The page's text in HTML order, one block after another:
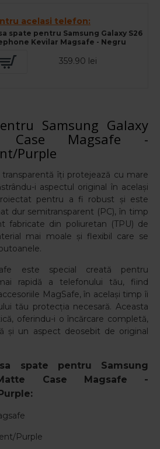
acelasi telefon:
spate pentru Samsung Galaxy S26
Kevilar Magsafe - Negru
359.90 lei
Samsung Galaxy
Case Magsafe -
Purple
transparentă îți protejează cu mare
i aspectul original în același
pentru a fi robust și este
dur semitransparent (PC), în timp
fabricate din poliuretan (TPU) de
mai moale și flexibil care se
este special creată pentru
rapidă a telefonului tău, fiind
MagSafe, în același timp îi
tău protecția necesară. Aceasta
oferindu-i o încărcare completă,
și un aspect deosebit de original
spate pentru Samsung
Case Magsafe -
Purple